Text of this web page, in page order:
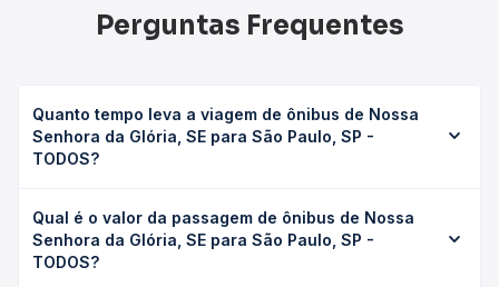
Perguntas Frequentes
Quanto tempo leva a viagem de ônibus de Nossa
Senhora da Glória, SE para São Paulo, SP -
TODOS?
São Paulo, SP - TODOS leva em média 42h 30min,
podendo variar conforme a viação, o tipo de serviço
(convencional, executivo ou leito) e as condições de
Qual é o valor da passagem de ônibus de Nossa
Senhora da Glória, SE para São Paulo, SP -
TODOS?